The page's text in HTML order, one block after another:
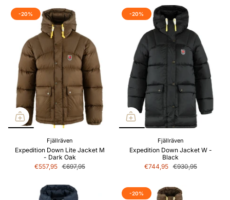
-20%
Fjällräven
Expedition Down Lite Jacket M
- Dark Oak
€557,95 €697,95
-20%
Fjällräven
Expedition Down Jacket W -
Black
€744,95 €930,95
-20%